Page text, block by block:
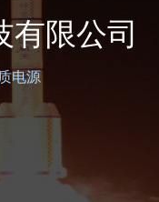
有限公司
电源